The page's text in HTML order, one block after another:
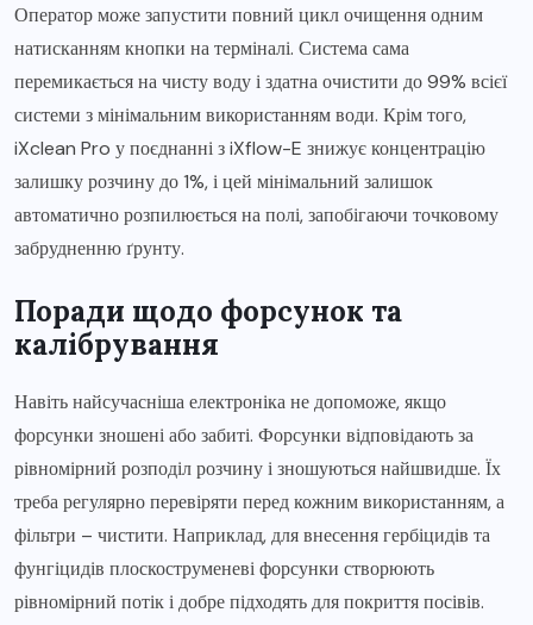
Оператор може запустити повний цикл очищення одним
натисканням кнопки на терміналі. Система сама
перемикається на чисту воду і здатна очистити до 99% всієї
системи з мінімальним використанням води. Крім того,
iXclean Pro у поєднанні з iXflow-E знижує концентрацію
залишку розчину до 1%, і цей мінімальний залишок
автоматично розпилюється на полі, запобігаючи точковому
забрудненню ґрунту.
Поради щодо форсунок та
калібрування
Навіть найсучасніша електроніка не допоможе, якщо
форсунки зношені або забиті. Форсунки відповідають за
рівномірний розподіл розчину і зношуються найшвидше. Їх
треба регулярно перевіряти перед кожним використанням, а
фільтри – чистити. Наприклад, для внесення гербіцидів та
фунгіцидів плоскоструменеві форсунки створюють
рівномірний потік і добре підходять для покриття посівів.